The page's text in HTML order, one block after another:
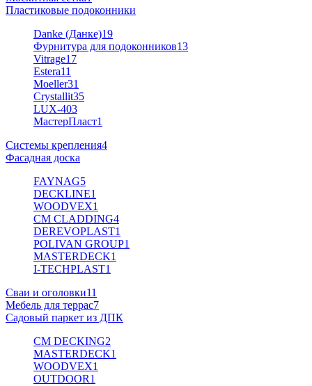
Пластиковые подоконники
Danke (Данке)19
Фурнитура для подоконников13
Vitrage17
Estera11
Moeller31
Crystallit35
LUX-403
МастерПласт1
Системы крепления4
Фасадная доска
FAYNAG5
DECKLINE1
WOODVEX1
CM CLADDING4
DEREVOPLAST1
POLIVAN GROUP1
MASTERDECK1
I-TECHPLAST1
Сваи и оголовки11
Мебель для террас7
Садовый паркет из ДПК
CM DECKING2
MASTERDECK1
WOODVEX1
OUTDOOR1